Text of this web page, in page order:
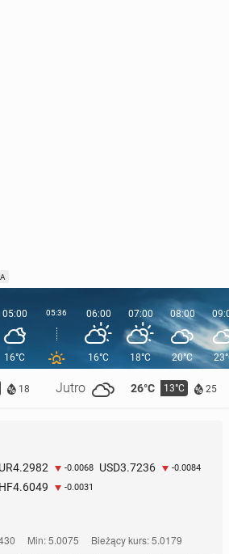
18 Jutro 26°C 13°C 25
05:00
16°C
05:36 06:00
16°C
07:00
18°C
08:00
20°C
4.2982 -0.0068 USD3.7236 -0.0084
4.6049 -0.0031